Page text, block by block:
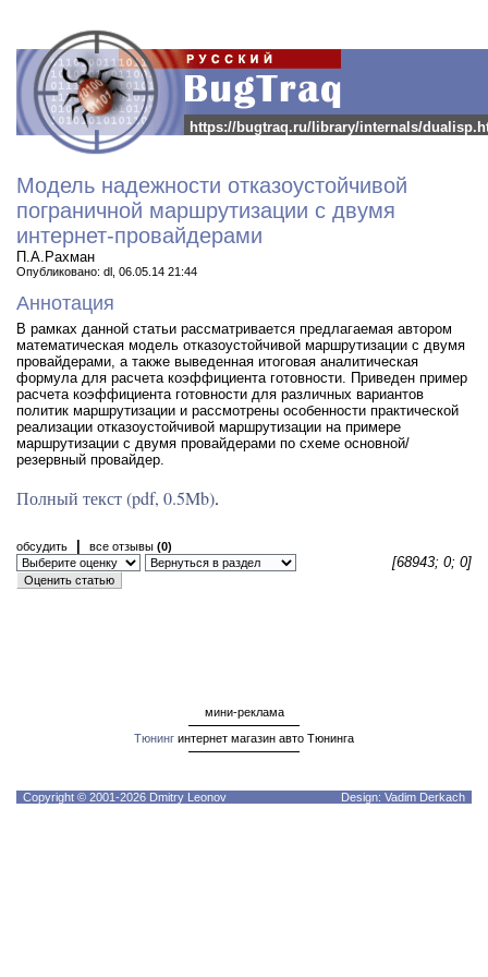
https://bugtraq.ru/library/internals/
Модель надежности отказоустойчивой
пограничной маршрутизации с двумя
интернет-провайдерами
П.А.Рахман
Опубликовано: dl, 06.05.14 21:44
Аннотация
В рамках данной статьи рассматривается предлагаемая автором
математическая модель отказоустойчивой маршрутизации с двумя
провайдерами, а также выведенная итоговая аналитическая
формула для расчета коэффициента готовности. Приведен пример
расчета коэффициента готовности для различных вариантов
политик маршрутизации и рассмотрены особенности практической
реализации отказоустойчивой маршрутизации на примере
маршрутизации с двумя провайдерами по схеме основной/
резервный провайдер.
Полный текст (pdf, 0.5Mb).
обсудить все отзывы (0)
[68943; 0; 0]
мини-реклама
Тюнинг интернет магазин авто Тюнинга
Copyright © 2001-2026 Dmitry Leonov Design: Vadim Derkach